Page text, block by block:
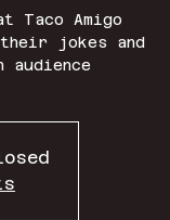
Taco Amigo
their jokes and